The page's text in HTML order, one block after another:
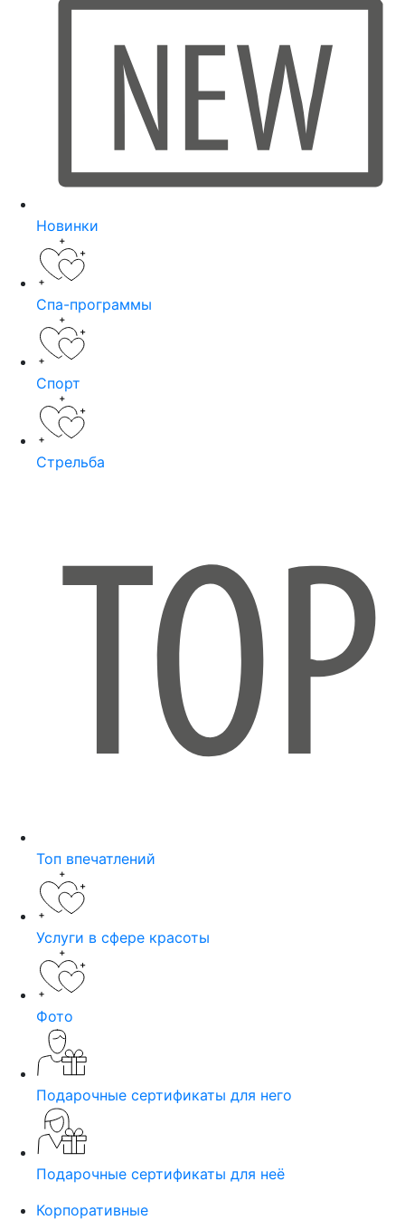
Новинки
Спа-программы
Спорт
Стрельба
Топ впечатлений
Услуги в сфере красоты
Фото
Подарочные сертификаты для него
Подарочные сертификаты для неё
Корпоративные